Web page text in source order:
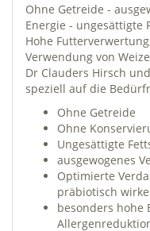
Ohne Getreide -
Energie - ungesättigte
Hohe
Verwendung von
Dr Clauders Hirsch
speziell auf die
Ohne Getreide
Ohne
Ungesättigte
ausgewogenes
Optimierte
präbiotisch
besonders hohe